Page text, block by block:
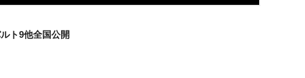
ト9他全国公開